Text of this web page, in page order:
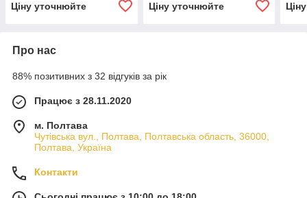
Ціну уточнюйте Ціну уточнюйте
Про нас
88% позитивних з 32 відгуків за рік
Працює з 28.11.2020
м. Полтава
Чутівська вул., Полтава, Полтавська область, 36000,
Полтава, Україна
Контакти